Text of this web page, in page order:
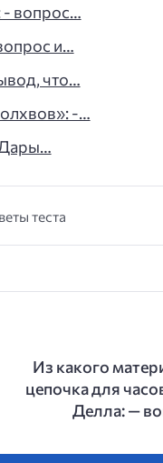
- вопрос…
и…
что…
-…
теста
Из какого
цепочка для
Делла: —